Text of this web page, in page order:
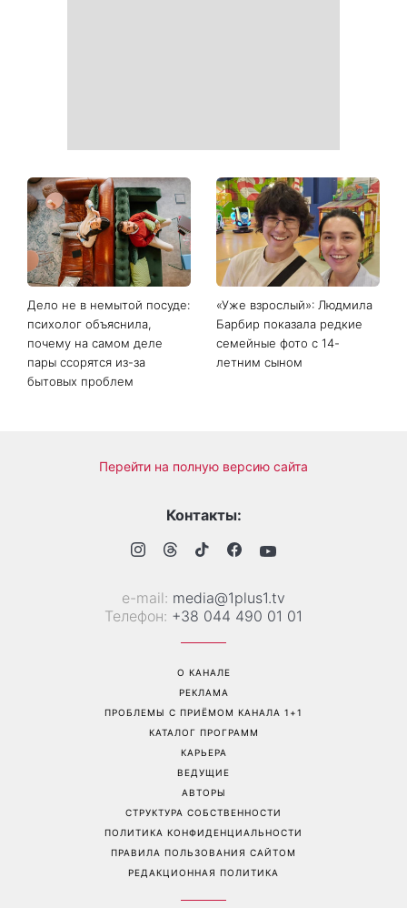
Дело не в немытой посуде:
психолог объяснила,
почему на самом деле
пары ссорятся из-за
бытовых проблем
«Уже взрослый»: Людмила
Барбир показала редкие
семейные фото с 14-
летним сыном
Перейти на полную версию сайта
Контакты:
е-mail: media@1plus1.tv
Телефон: +38 044 490 01 01
О КАНАЛЕ
РЕКЛАМА
ПРОБЛЕМЫ С ПРИЁМОМ КАНАЛА 1+1
КАТАЛОГ ПРОГРАММ
КАРЬЕРА
ВЕДУЩИЕ
АВТОРЫ
СТРУКТУРА СОБСТВЕННОСТИ
ПОЛИТИКА КОНФИДЕНЦИАЛЬНОСТИ
ПРАВИЛА ПОЛЬЗОВАНИЯ САЙТОМ
РЕДАКЦИОННАЯ ПОЛИТИКА